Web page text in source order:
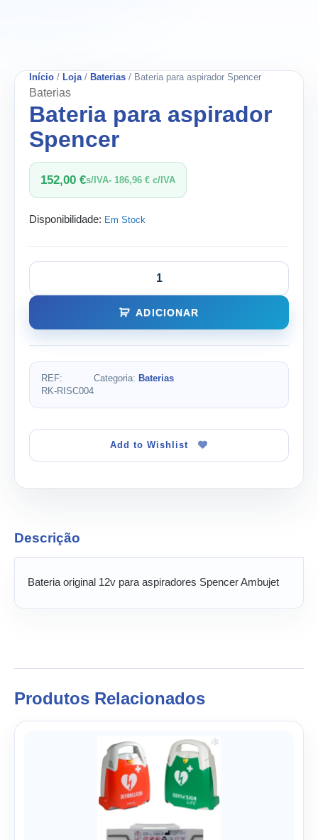
Início / Loja/ Baterias / Bateria para aspirador Spencer
Baterias
Bateria para aspirador
Spencer
152,00 €s/IVA- 186,96 € c/IVA
Disponibilidade: Em Stock
ADICIONAR
REF:
RK-RISC004
Categoria: Baterias
Add to Wishlist
Descrição
Bateria original 12v para aspiradores Spencer Ambujet
Produtos Relacionados